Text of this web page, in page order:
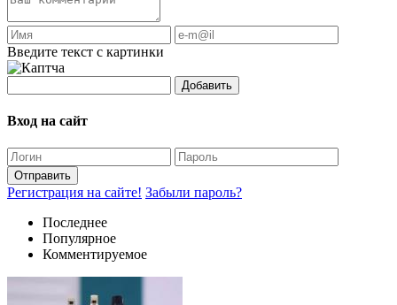
Введите текст с картинки
Добавить
Вход на сайт
Отправить
Регистрация на сайте! Забыли пароль?
Последнее
Популярное
Комментируемое